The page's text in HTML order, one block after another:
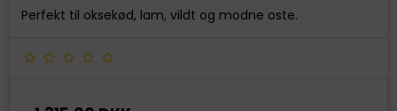
Perfekt til oksekød, lam, vildt og modne oste.